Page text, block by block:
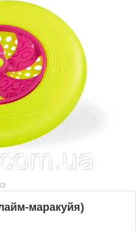
маракуйя)